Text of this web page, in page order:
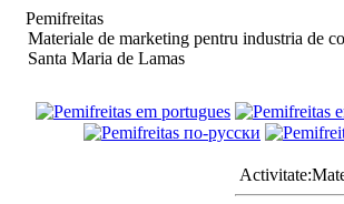
Pemifreitas
Materiale de marketing pentru industria de
Santa Maria de Lamas
Activitate: